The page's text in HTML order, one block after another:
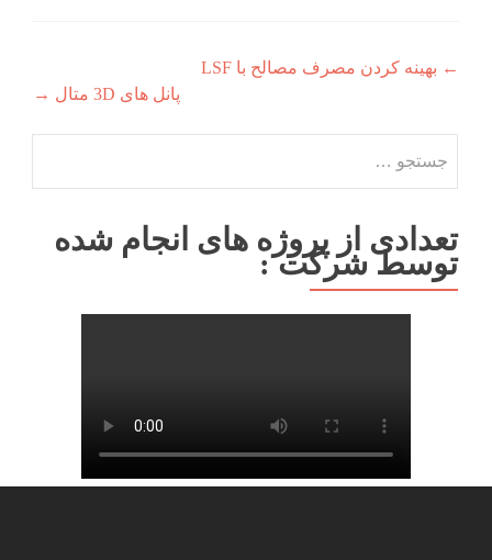
راهبری
← بهینه کردن مصرف مصالح با LSF
پانل های 3D متال
→
برای:
تعدادی از پروژه های انجام شده
توسط شرکت :